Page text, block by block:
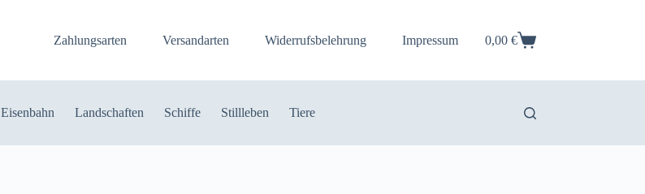
Zahlungsarten Versandarten Widerrufsbelehrung Impressum Warenkorb
0,00 €
Eisenbahn Landschaften Schiffe Stillleben Tiere